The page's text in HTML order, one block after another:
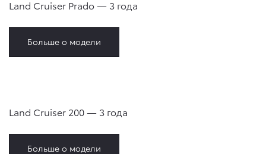
Land Cruiser Prado — 3 года
Больше о модели
Land Cruiser 200 — 3 года
Больше о модели